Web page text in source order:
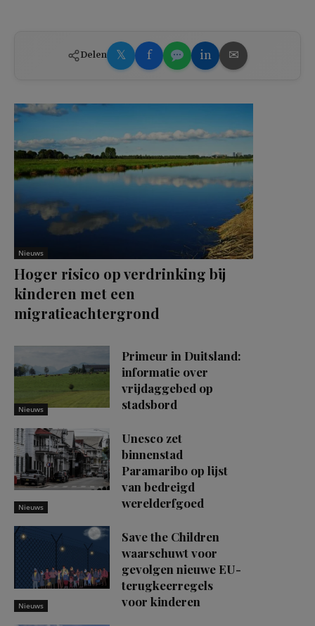
Delen 𝕏 f in ✉
Nieuws
Hoger risico op verdrinking bij
kinderen met een
migratieachtergrond
Nieuws
Primeur in Duitsland:
informatie over
vrijdaggebed op
stadsbord
Nieuws
Unesco zet
binnenstad
Paramaribo op lijst
van bedreigd
werelderfgoed
Nieuws
Save the Children
waarschuwt voor
gevolgen nieuwe EU-
terugkeerregels
voor kinderen